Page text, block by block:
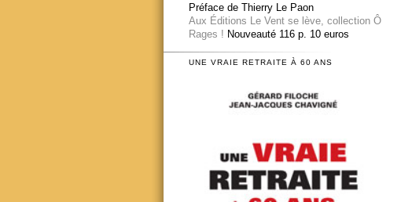
Préface de Thierry Le Paon
Aux Éditions Le Vent se lève, collection Ô
Rages ! Nouveauté 116 p. 10 euros
UNE VRAIE RETRAITE À 60 ANS